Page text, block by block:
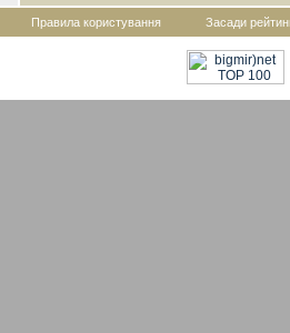
Правила користування Засади